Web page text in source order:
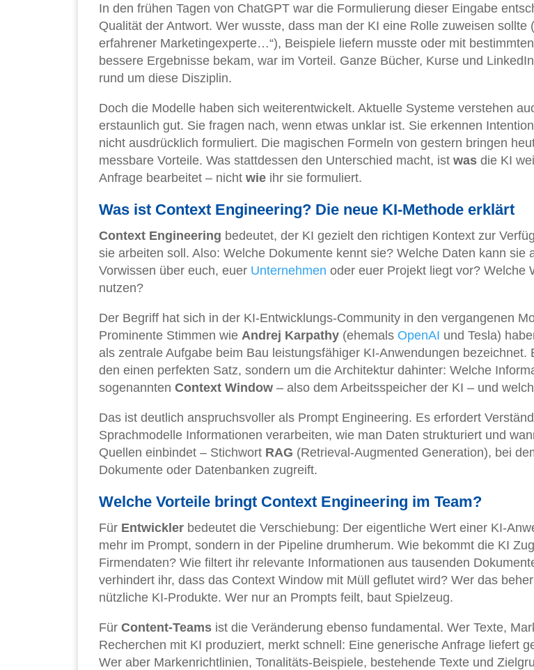
In den frühen Tagen von ChatGPT war die Formulierung dieser Eingabe
Qualität der Antwort. Wer wusste, dass man der KI eine Rolle zuweisen sollte
erfahrener Marketingexperte…“), Beispiele liefern musste oder mit
bessere Ergebnisse bekam, war im Vorteil. Ganze Bücher, Kurse und
rund um diese Disziplin.
Doch die Modelle haben sich weiterentwickelt. Aktuelle Systeme verstehen
erstaunlich gut. Sie fragen nach, wenn etwas unklar ist. Sie erkennen
nicht ausdrücklich formuliert. Die magischen Formeln von gestern bringen
messbare Vorteile. Was stattdessen den Unterschied macht, ist was die KI
Anfrage bearbeitet – nicht wie ihr sie formuliert.
Was ist Context Engineering? Die neue KI-Methode erklärt
Context Engineering bedeutet, der KI gezielt den richtigen Kontext zur
sie arbeiten soll. Also: Welche Dokumente kennt sie? Welche Daten kann sie
Vorwissen über euch, euer Unternehmen oder euer Projekt liegt vor? Welche
nutzen?
Der Begriff hat sich in der KI-Entwicklungs-Community in den vergangenen
Prominente Stimmen wie Andrej Karpathy (ehemals OpenAI und Tesla)
als zentrale Aufgabe beim Bau leistungsfähiger KI-Anwendungen bezeichnet.
den einen perfekten Satz, sondern um die Architektur dahinter: Welche
sogenannten Context Window – also dem Arbeitsspeicher der KI – und
Das ist deutlich anspruchsvoller als Prompt Engineering. Es erfordert
Sprachmodelle Informationen verarbeiten, wie man Daten strukturiert und
Quellen einbindet – Stichwort RAG (Retrieval-Augmented Generation), bei
Dokumente oder Datenbanken zugreift.
Welche Vorteile bringt Context Engineering im Team?
Für Entwickler bedeutet die Verschiebung: Der eigentliche Wert einer KI-
mehr im Prompt, sondern in der Pipeline drumherum. Wie bekommt die KI
Firmendaten? Wie filtert ihr relevante Informationen aus tausenden
verhindert ihr, dass das Context Window mit Müll geflutet wird? Wer das
nützliche KI-Produkte. Wer nur an Prompts feilt, baut Spielzeug.
Für Content-Teams ist die Veränderung ebenso fundamental. Wer Texte,
Recherchen mit KI produziert, merkt schnell: Eine generische Anfrage liefert
Wer aber Markenrichtlinien, Tonalitäts-Beispiele, bestehende Texte und